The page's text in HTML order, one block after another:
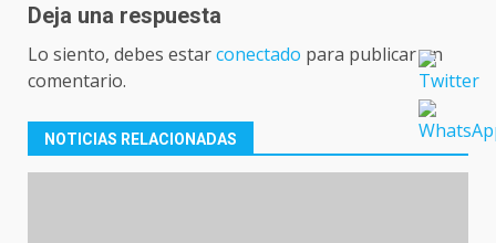
Deja una respuesta
Lo siento, debes estarconectado para publicar un
comentario.
NOTICIAS RELACIONADAS